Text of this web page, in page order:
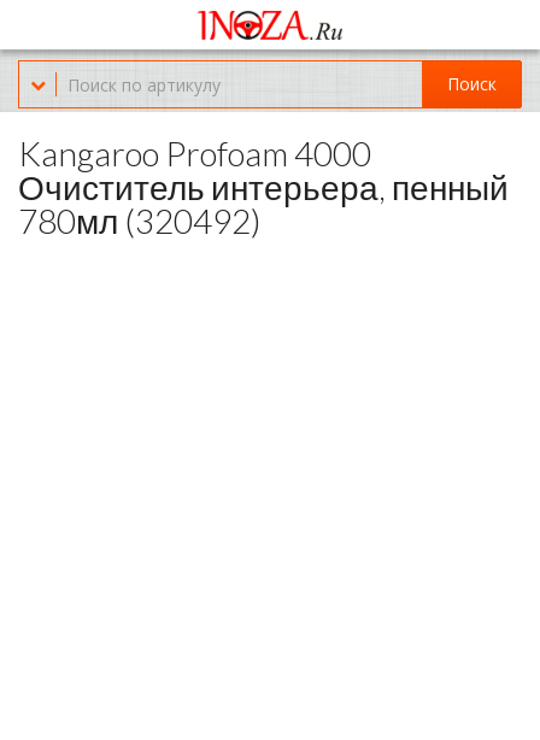
Офис обслуживания г.Краснодар (KRD) Куликова Поля 2 (магазин
Нож-мясо)
8-(967)-300-69-11
Поиск
Kangaroo Profoam 4000
Очиститель интерьера, пенный
780мл (320492)